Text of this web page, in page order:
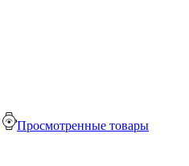
Просмотренные товары